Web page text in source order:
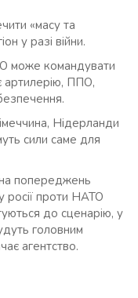
«масу та
у разі війни.
може командувати
артилерію, ППО,
Нідерланди
сили саме для
попереджень
росії проти НАТО
до сценарію, у
головним
агентство.